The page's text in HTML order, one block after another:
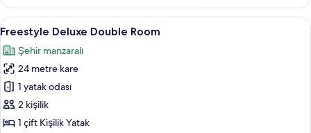
(provided
per
night)
için
tüm
fotoğrafları
görün
Family
Twin
-
Yellow
Balloon
City
Tour
Tickets
(provided
per
Freestyle
Deluxe
Double
Room
için
tüm
fotoğrafları
Freestyle Deluxe Double Room |
8
Freestyle Deluxe Double Room
Şehir manzaralı
24 metre kare
1 yatak odası
2 kişilik
1 çift Kişilik Yatak